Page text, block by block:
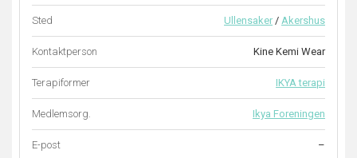
Sted Ullensaker / Akershus
Kontaktperson Kine Kemi Wear
Terapiformer IKYA terapi
Medlemsorg. Ikya Foreningen
E-post –